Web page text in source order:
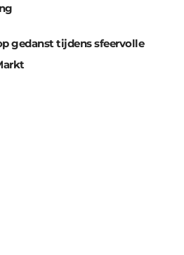
gedanst tijdens sfeervolle